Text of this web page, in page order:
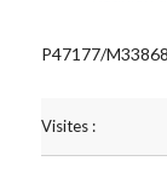
P47177/
Visites :